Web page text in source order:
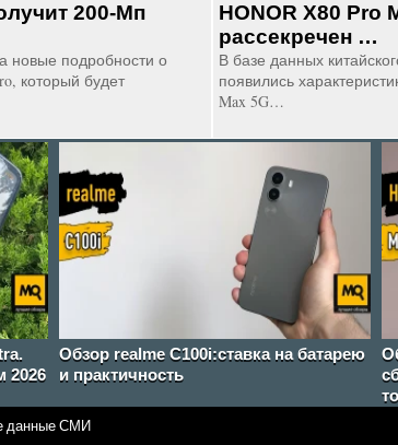
200-Мп
новые подробности о
который будет
HONOR X80 Pro
рассекречен …
В базе данных
появились
Max 5G…
2026
Обзор realme C100i:ставка на батарею
и практичность
данные СМИ